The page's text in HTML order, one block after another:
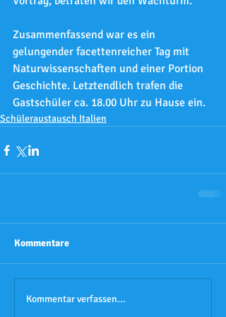
Zusammenfassend war es ein
gelungender facettenreicher Tag mit
Naturwissenschaften und einer Portion
Geschichte. Letztendlich trafen die
Gastschüler ca. 18.00 Uhr zu Hause ein.
Schüleraustausch Italien
Kommentare
Kommentar verfassen...